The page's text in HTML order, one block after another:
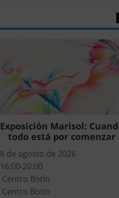
Exposición Marisol:
todo está por comenzar
8 de agosto de 2026
16:00-20:00
Centro Botín
Centro Botín